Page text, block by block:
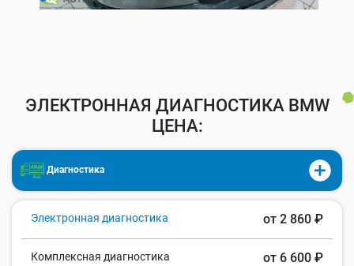
ЭЛЕКТРОННАЯ ДИАГНОСТИКА BMW
ЦЕНА:
Диагностика
Электронная диагностика от 2 860 ₽
Комплексная диагностика от 6 600 ₽